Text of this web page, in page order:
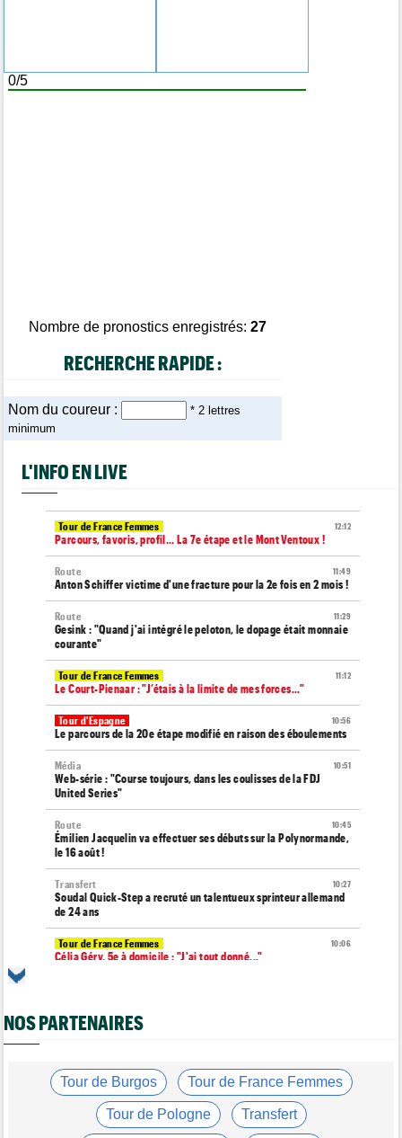
0/5
Nombre de pronostics enregistrés: 27
RECHERCHE RAPIDE :
Nom du coureur :
* 2 lettres
minimum
L'INFO EN LIVE
12:12
Tour de France Femmes
Parcours, favoris, profil… La 7e étape et le Mont Ventoux !
11:49
Route
Anton Schiffer victime d'une fracture pour la 2e fois en 2 mois !
11:29
Route
Gesink : "Quand j'ai intégré le peloton, le dopage était monnaie
courante"
11:12
Tour de France Femmes
Le Court-Pienaar : "J’étais à la limite de mes forces..."
10:56
Tour d'Espagne
Le parcours de la 20e étape modifié en raison des éboulements
10:51
Média
Web-série : "Course toujours, dans les coulisses de la FDJ
United Series"
10:45
Route
Émilien Jacquelin va effectuer ses débuts sur la Polynormande,
le 16 août !
10:27
Transfert
Soudal Quick-Step a recruté un talentueux sprinteur allemand
de 24 ans
10:06
Tour de France Femmes
Célia Géry, 5e à domicile : "J'ai tout donné..."
jusqu'en 2031
08:49
Tour de France Femmes
Horaires et chaînes… La diffusion TV de la 7e étape du Tour
NOS PARTENAIRES
Tour de Burgos Tour de France Femmes
Tour de Pologne Transfert